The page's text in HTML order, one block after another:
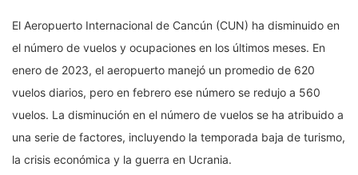
El Aeropuerto Internacional de Cancún (CUN) ha disminuido en
el número de vuelos y ocupaciones en los últimos meses. En
enero de 2023, el aeropuerto manejó un promedio de 620
vuelos diarios, pero en febrero ese número se redujo a 560
vuelos. La disminución en el número de vuelos se ha atribuido a
una serie de factores, incluyendo la temporada baja de turismo,
la crisis económica y la guerra en Ucrania.